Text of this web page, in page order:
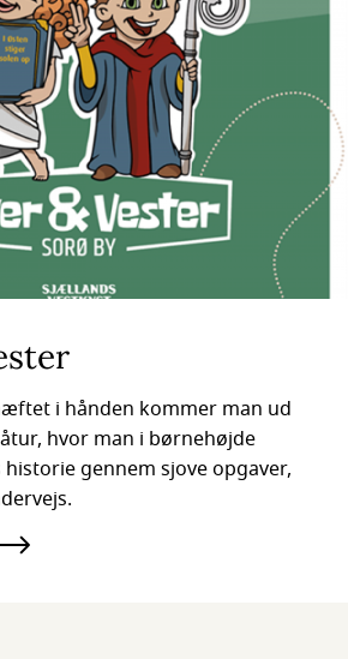
i hånden kommer man ud
hvor man i børnehøjde
gennem sjove opgaver,